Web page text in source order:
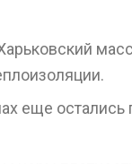
еще